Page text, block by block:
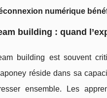
numérique
building : quand
building est souvent
réside dans sa
ensemble. Les